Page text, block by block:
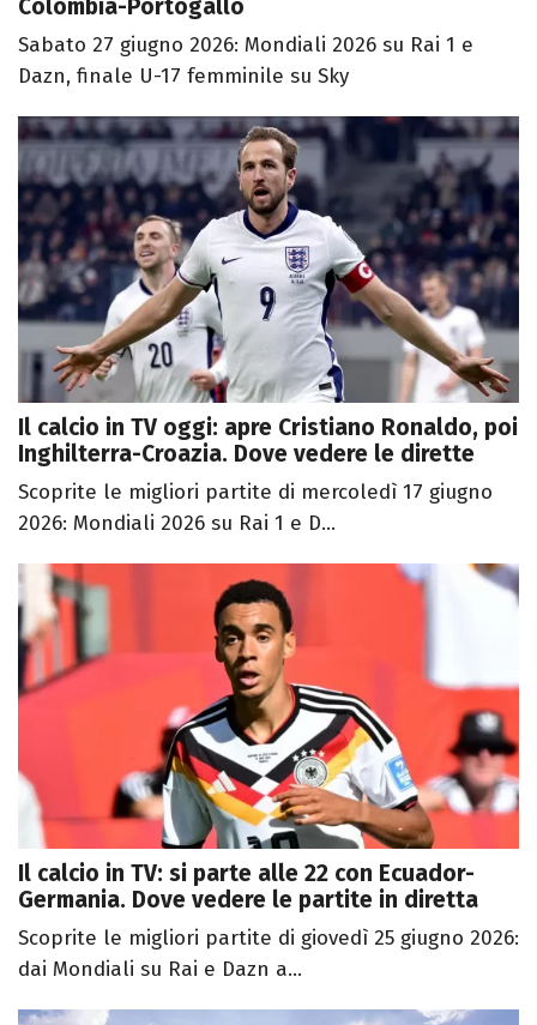
Colombia-Portogallo
Sabato 27 giugno 2026: Mondiali 2026 su Rai 1 e
Dazn, finale U-17 femminile su Sky
Il calcio in TV oggi: apre Cristiano Ronaldo, poi
Inghilterra-Croazia. Dove vedere le dirette
Scoprite le migliori partite di mercoledì 17 giugno
2026: Mondiali 2026 su Rai 1 e D...
Il calcio in TV: si parte alle 22 con Ecuador-
Germania. Dove vedere le partite in diretta
Scoprite le migliori partite di giovedì 25 giugno 2026:
dai Mondiali su Rai e Dazn a...